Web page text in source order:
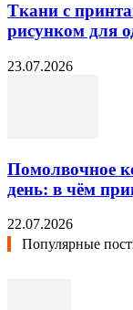
Ткани с
рисунком для
23.07.2026
Помолвочное
день: в чём
22.07.2026
Популярные